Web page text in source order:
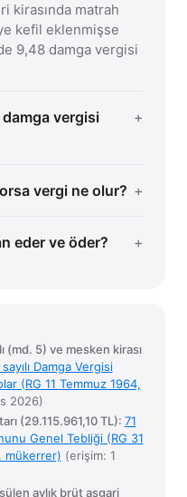
kirasında matrah
kefil eklenmişse
9,48 damga vergisi
damga vergisi
vergi ne olur?
eder ve öder?
(md. 5) ve mesken kirası
Damga Vergisi
(RG 11 Temmuz 1964,
2026)
(29.115.961,10 TL): 71
Genel Tebliği (RG 31
mükerrer) (erişim: 1
aylık brüt asgari